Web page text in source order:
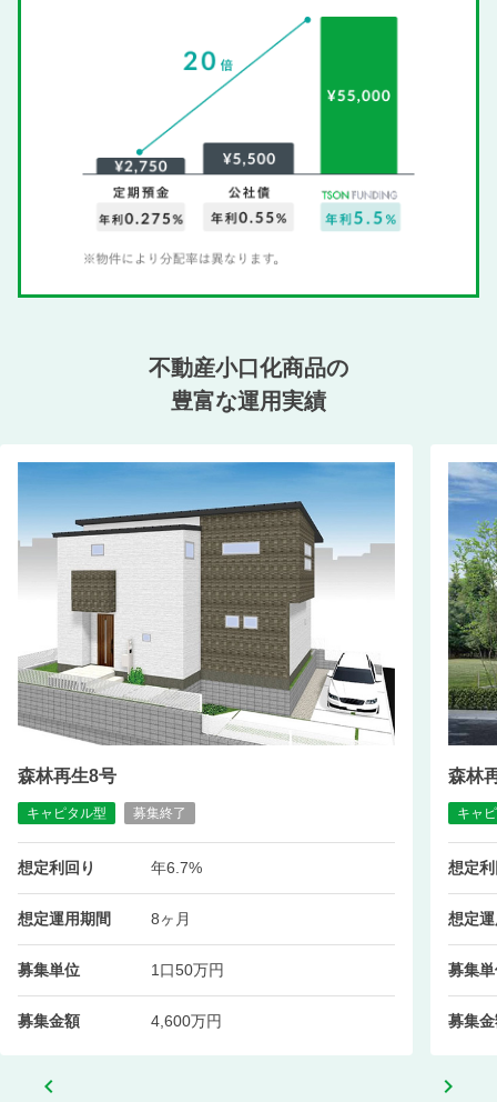
不動産小口化商品の
豊富な運用実績
森林再生8号
キャピタル型 募集終了
想定利回り 年6.7%
想定運用期間 8ヶ月
募集単位 1口50万円
募集金額 4,600万円
森林
キャ
想定
想定
募集
募集
chevron_left chevron_right